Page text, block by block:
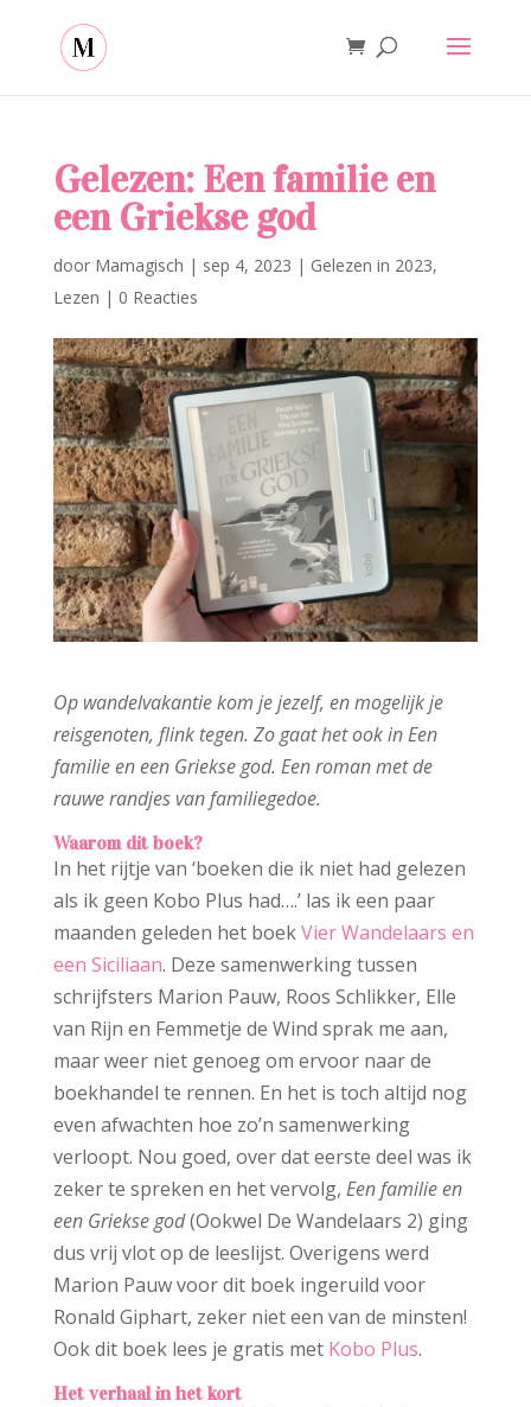
Gelezen: Een familie en
een Griekse god
door Mamagisch | sep 4, 2023 | Gelezen in 2023,
Lezen | 0 Reacties
Op wandelvakantie kom je jezelf, en mogelijk je
reisgenoten, flink tegen. Zo gaat het ook in Een
familie en een Griekse god. Een roman met de
rauwe randjes van familiegedoe.
Waarom dit boek?
In het rijtje van ‘boeken die ik niet had gelezen
als ik geen Kobo Plus had….’ las ik een paar
maanden geleden het boekVier Wandelaars en
een Siciliaan. Deze samenwerking tussen
schrijfsters Marion Pauw, Roos Schlikker, Elle
van Rijn en Femmetje de Wind sprak me aan,
maar weer niet genoeg om ervoor naar de
boekhandel te rennen. En het is toch altijd nog
even afwachten hoe zo’n samenwerking
verloopt. Nou goed, over dat eerste deel was ik
zeker te spreken en het vervolg, Een familie en
een Griekse god(Ookwel De Wandelaars 2) ging
dus vrij vlot op de leeslijst. Overigens werd
Marion Pauw voor dit boek ingeruild voor
Ronald Giphart, zeker niet een van de minsten!
Ook dit boek lees je gratis met Kobo Plus.
Het verhaal in het kort